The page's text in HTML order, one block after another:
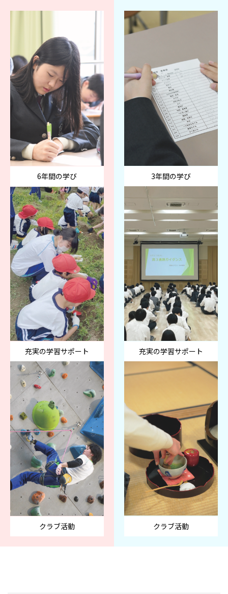
6年間の学び
充実の学習サポート
クラブ活動
3年間の学び
充実の学習サポート
クラブ活動